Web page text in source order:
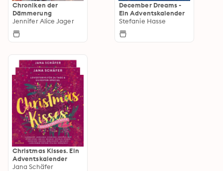
Chroniken der
Dämmerung
Jennifer Alice Jager
December Dreams -
Ein Adventskalender
Stefanie Hasse
Christmas Kisses. Ein
Adventskalender
Jana Schäfer